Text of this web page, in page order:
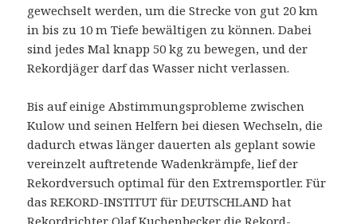
gewechselt werden, um die Strecke von gut 20 km
in bis zu 10 m Tiefe bewältigen zu können. Dabei
sind jedes Mal knapp 50 kg zu bewegen, und der
Rekordjäger darf das Wasser nicht verlassen.
Bis auf einige Abstimmungsprobleme zwischen
Kulow und seinen Helfern bei diesen Wechseln, die
dadurch etwas länger dauerten als geplant sowie
vereinzelt auftretende Wadenkrämpfe, lief der
Rekordversuch optimal für den Extremsportler. Für
das REKORD-INSTITUT für DEUTSCHLAND hat
Rekordrichter Olaf Kuchenbecker die Rekord-